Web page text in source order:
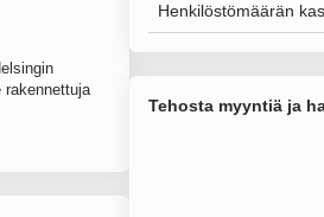
rakennettuja
Henkilöstömäärän
Tehosta myyntiä ja